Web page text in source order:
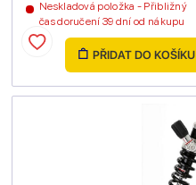
Neskladová položka - Přibližný
čas doručení 39 dní od nákupu
PŘIDAT DO KOŠÍKU